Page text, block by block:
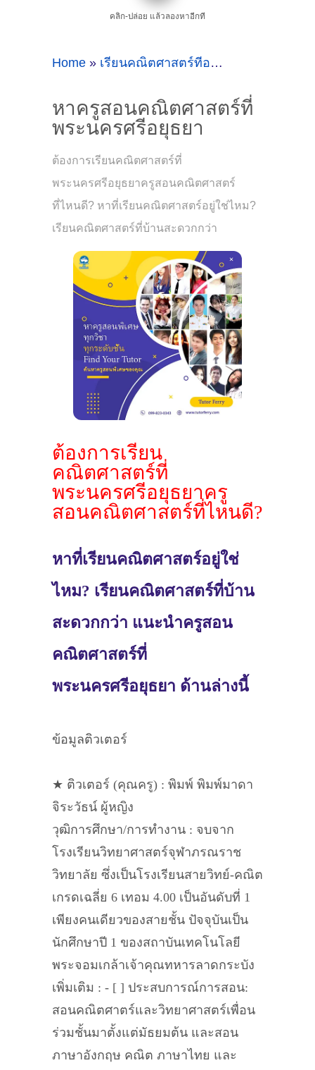
คลิก-ปล่อย แล้วลองหาอีกที
Home » เรียนคณิตศาสตร์ที่อยุธยา
หาครูสอนคณิตศาสตร์ที่
พระนครศรีอยุธยา
ต้องการเรียนคณิตศาสตร์ที่
พระนครศรีอยุธยาครูสอนคณิตศาสตร์
ที่ไหนดี? หาที่เรียนคณิตศาสตร์อยู่ใช่ไหม?
เรียนคณิตศาสตร์ที่บ้านสะดวกกว่า
ต้องการเรียน
คณิตศาสตร์ที่
พระนครศรีอยุธยาครู
สอนคณิตศาสตร์ที่ไหนดี?
หาที่เรียนคณิตศาสตร์อยู่ใช่
ไหม? เรียนคณิตศาสตร์ที่บ้าน
สะดวกกว่า แนะนำครูสอน
คณิตศาสตร์ที่
พระนครศรีอยุธยา ด้านล่างนี้
ข้อมูลติวเตอร์
★ ติวเตอร์ (คุณครู) : พิมพ์ พิมพ์มาดา
จิระวัธน์ ผู้หญิง
วุฒิการศึกษา/การทำงาน : จบจาก
โรงเรียนวิทยาศาสตร์จุฬาภรณราช
วิทยาลัย ซึ่งเป็นโรงเรียนสายวิทย์-คณิต
เกรดเฉลี่ย 6 เทอม 4.00 เป็นอันดับที่ 1
เพียงคนเดียวของสายชั้น ปัจจุบันเป็น
นักศึกษาปี 1 ของสถาบันเทคโนโลยี
พระจอมเกล้าเจ้าคุณทหารลาดกระบัง
เพิ่มเติม : - [ ] ประสบการณ์การสอน:
สอนคณิตศาตร์และวิทยาศาสตร์เพื่อน
ร่วมชั้นมาตั้งแต่มัธยมต้น และสอน
ภาษาอังกฤษ คณิต ภาษาไทย และ